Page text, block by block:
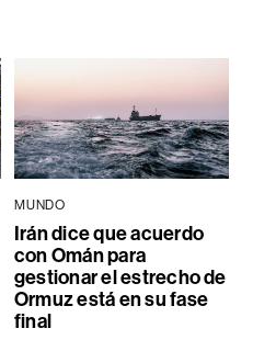
MUNDO
Irán dice que acuerdo
con Omán para
gestionar el estrecho de
Ormuz está en su fase
final